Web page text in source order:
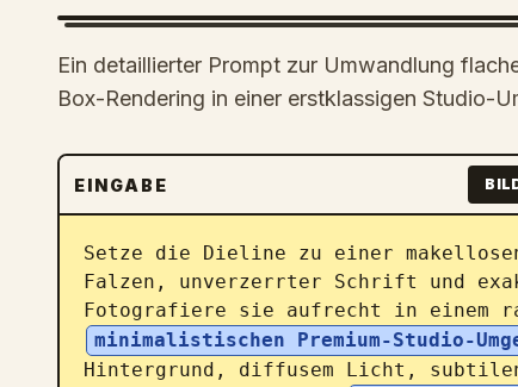
Ein detaillierter Prompt zur Umwandlung
Box-Rendering in einer erstklassigen Studio-
EINGABE
Setze die Dieline zu einer
Falzen, unverzerrter Schrift und
Fotografiere sie aufrecht in einem
minimalistischen Premium-Studio-
Hintergrund, diffusem Licht,